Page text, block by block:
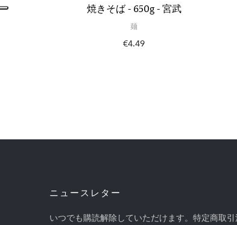
焼きそば - 650g - 宮武
麺
€4.49
ニュースレター
いつでも購読解除していただけます。特定商取引